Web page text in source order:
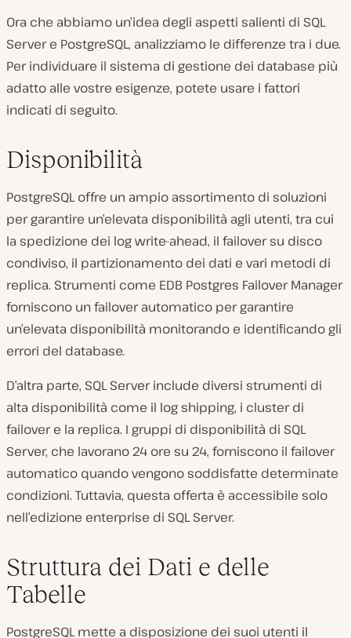
Ora che abbiamo un’idea degli aspetti salienti di SQL
Server e PostgreSQL, analizziamo le differenze tra i due.
Per individuare il sistema di gestione dei database più
adatto alle vostre esigenze, potete usare i fattori
indicati di seguito.
Disponibilità
PostgreSQL offre un ampio assortimento di soluzioni
per garantire un’elevata disponibilità agli utenti, tra cui
la spedizione dei log write-ahead, il failover su disco
condiviso, il partizionamento dei dati e vari metodi di
replica. Strumenti come EDB Postgres Failover Manager
forniscono un failover automatico per garantire
un’elevata disponibilità monitorando e identificando gli
errori del database.
D’altra parte, SQL Server include diversi strumenti di
alta disponibilità come il log shipping, i cluster di
failover e la replica. I gruppi di disponibilità di SQL
Server, che lavorano 24 ore su 24, forniscono il failover
automatico quando vengono soddisfatte determinate
condizioni. Tuttavia, questa offerta è accessibile solo
nell’edizione enterprise di SQL Server.
Struttura dei Dati e delle
Tabelle
PostgreSQL mette a disposizione dei suoi utenti il